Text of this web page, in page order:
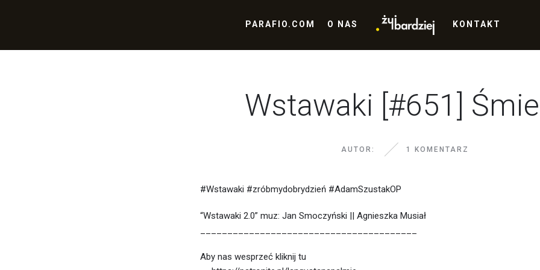
PARAFIO.COM O NAS KONTAKT
Wstawaki [#651]
AUTOR: 1 KOMENTARZ
#Wstawaki #zróbmydobrydzień #AdamSzustakOP
“Wstawaki 2.0” muz: Jan Smoczyński || Agnieszka Musiał
Aby nas wesprzeć kliknij tu